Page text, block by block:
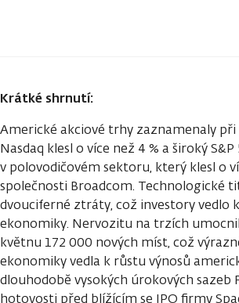
Krátké shrnutí:
Americké akciové trhy zaznamenaly
Nasdaq klesl o více než 4 % a široký
v polovodičovém sektoru, který klesl o
společnosti Broadcom. Technologické
dvouciferné ztráty, což investory vedlo
ekonomiky. Nervozitu na trzích
květnu 172 000 nových míst, což
ekonomiky vedla k růstu výnosů
dlouhodobě vysokých úrokových sazeb
hotovosti před blížícím se IPO firmy